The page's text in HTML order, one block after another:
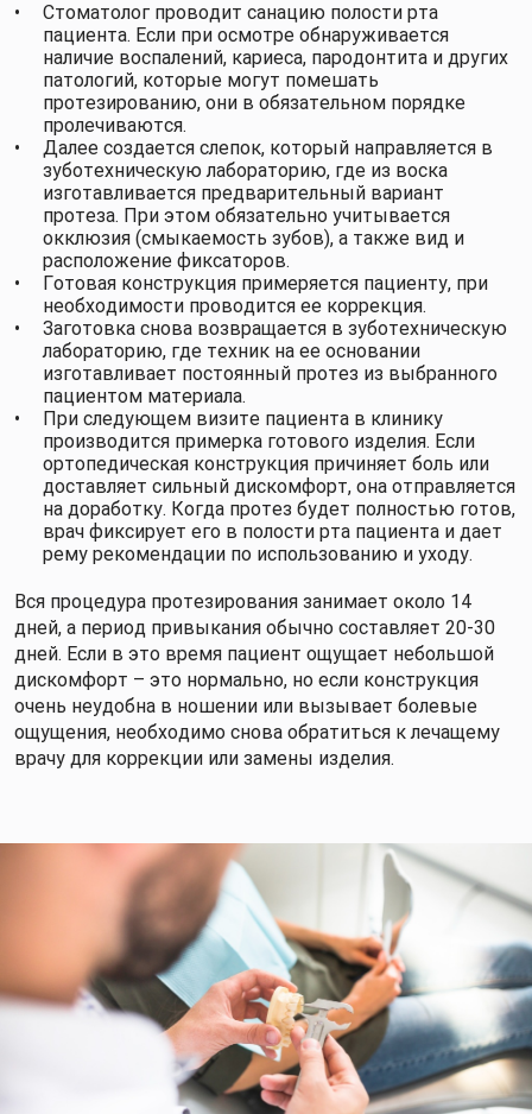
Стоматолог проводит санацию полости рта
пациента. Если при осмотре обнаруживается
наличие воспалений, кариеса, пародонтита и других
патологий, которые могут помешать
протезированию, они в обязательном порядке
пролечиваются.
Далее создается слепок, который направляется в
зуботехническую лабораторию, где из воска
изготавливается предварительный вариант
протеза. При этом обязательно учитывается
окклюзия (смыкаемость зубов), а также вид и
расположение фиксаторов.
Готовая конструкция примеряется пациенту, при
необходимости проводится ее коррекция.
Заготовка снова возвращается в зуботехническую
лабораторию, где техник на ее основании
изготавливает постоянный протез из выбранного
пациентом материала.
При следующем визите пациента в клинику
производится примерка готового изделия. Если
ортопедическая конструкция причиняет боль или
доставляет сильный дискомфорт, она отправляется
на доработку. Когда протез будет полностью готов,
врач фиксирует его в полости рта пациента и дает
рему рекомендации по использованию и уходу.
Вся процедура протезирования занимает около 14
дней, а период привыкания обычно составляет 20-30
дней. Если в это время пациент ощущает небольшой
дискомфорт – это нормально, но если конструкция
очень неудобна в ношении или вызывает болевые
ощущения, необходимо снова обратиться к лечащему
врачу для коррекции или замены изделия.